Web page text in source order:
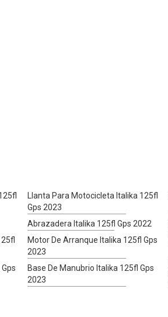
Llanta Para Motocicleta Italika 125fl
Gps 2023
Abrazadera Italika 125fl Gps 2022
Motor De Arranque Italika 125fl Gps
2023
Base De Manubrio Italika 125fl Gps
2023